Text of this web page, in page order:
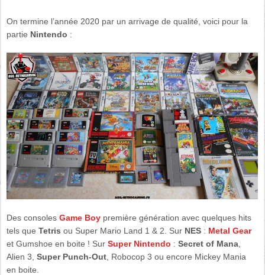
On termine l’année 2020 par un arrivage de qualité, voici pour la
partie Nintendo :
Des consolesGame Boy première génération avec quelques hits
tels queTetris ou Super Mario Land 1 & 2. Sur NES : Metal Gear
et Gumshoe en boite ! SurSuper Nintendo :Secret of Mana
Alien 3,Super Punch-Out , Robocop 3 ou encore Mickey Mania
en boite.